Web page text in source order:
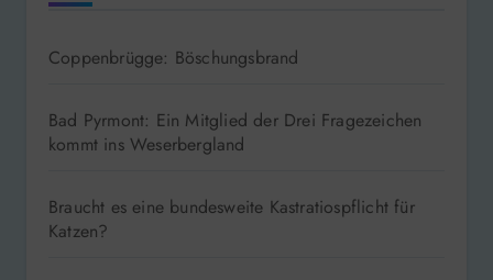
Coppenbrügge: Böschungsbrand
Bad Pyrmont: Ein Mitglied der Drei Fragezeichen
kommt ins Weserbergland
Braucht es eine bundesweite Kastratiospflicht für
Katzen?